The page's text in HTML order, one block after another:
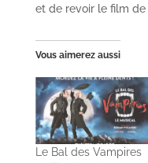
et de revoir le film de
Vous aimerez aussi
Le Bal des Vampires